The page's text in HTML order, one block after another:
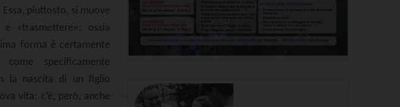
piuttosto, si muove
«trasmettere»; ossia
forma è certamente
specificamente
la nascita di un figlio
vita; c’è, però, anche